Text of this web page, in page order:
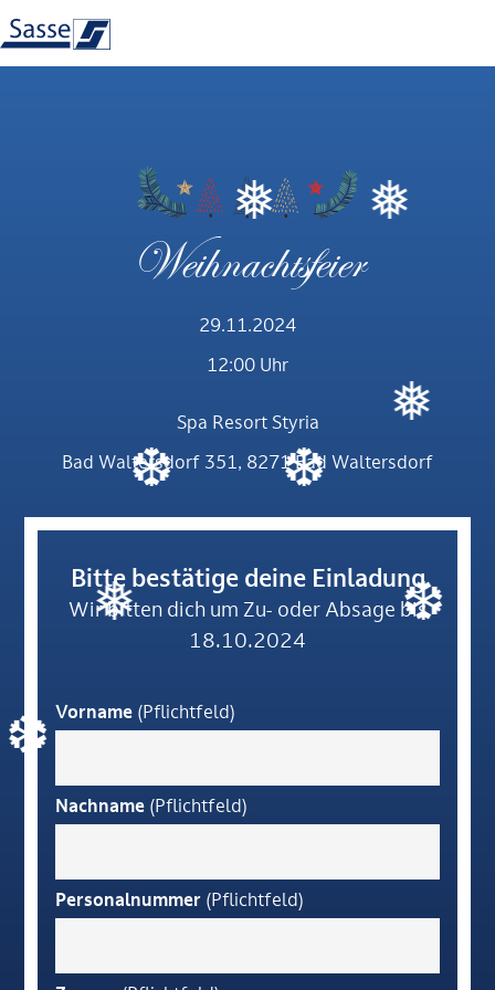
❅
❅
❆
❅
❆
❆
❅
❆
Weihnachtsfeier
29.11.2024
12:00 Uhr
Spa Resort Styria
Bad Waltersdorf 351, 8271 Bad Waltersdorf
Bitte bestätige deine Einladung
Wir bitten dich um Zu- oder Absage bis
18.10.2024
Vorname (Pflichtfeld)
Nachname (Pflichtfeld)
Personalnummer (Pflichtfeld)